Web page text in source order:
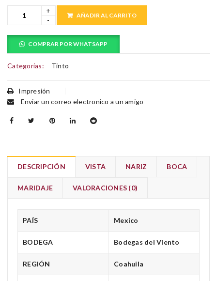
AÑADIR AL CARRITO
COMPRAR POR WHATSAPP
Categorías: Tinto
Impresión
Enviar un correo electronico a un amigo
DESCRIPCIÓN VISTA NARIZ BOCA
MARIDAJE VALORACIONES (0)
PAÍS Mexico
BODEGA Bodegas del Viento
REGIÓN Coahuila